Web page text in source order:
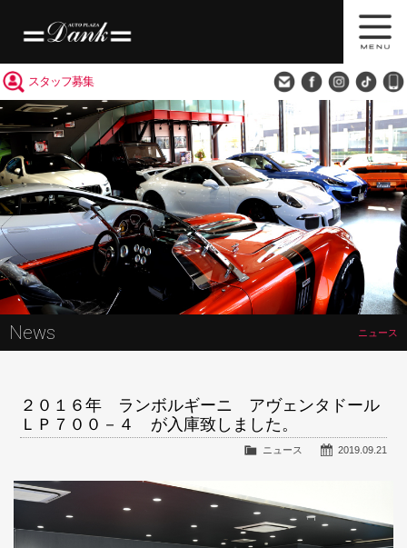
スタッフ募集
News ニュース
２０１６年 ランボルギーニ アヴェンタドール
ＬＰ７００－４ が入庫致しました。
2019.09.21
ニュース